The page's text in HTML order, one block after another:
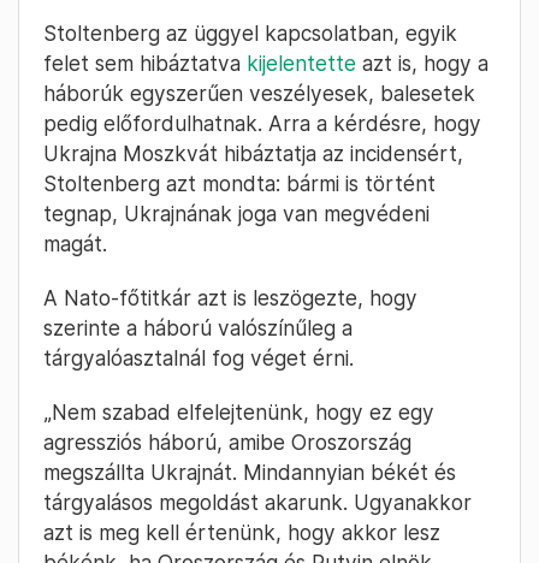
Stoltenberg az üggyel kapcsolatban, egyik
felet sem hibáztatva kijelentette azt is, hogy a
háborúk egyszerűen veszélyesek, balesetek
pedig előfordulhatnak. Arra a kérdésre, hogy
Ukrajna Moszkvát hibáztatja az incidensért,
Stoltenberg azt mondta: bármi is történt
tegnap, Ukrajnának joga van megvédeni
magát.
A Nato-főtitkár azt is leszögezte, hogy
szerinte a háború valószínűleg a
tárgyalóasztalnál fog véget érni.
„Nem szabad elfelejtenünk, hogy ez egy
agressziós háború, amibe Oroszország
megszállta Ukrajnát. Mindannyian békét és
tárgyalásos megoldást akarunk. Ugyanakkor
azt is meg kell értenünk, hogy akkor lesz